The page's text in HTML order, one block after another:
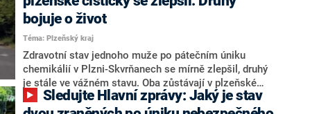
kriminalisté v případu zahájili úkony trestního řízení
pro podezření z trestného činu obecné ohrožení z
nedbalosti.
bojuje o život
Téma: Plzeňský kraj
Zdravotní stav jednoho muže po pátečním úniku
chemikálií v Plzni-Skvrňanech se mírně zlepšil, druhý
je stále ve vážném stavu. Oba zůstávají v plzeňské
fakultní nemocnici v intenzivní péči. Informaci
potvrdila administrátorka nemocnice Libuše